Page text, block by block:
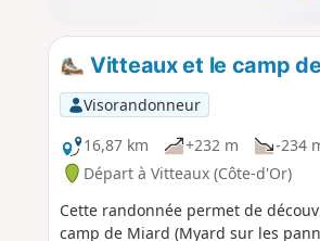
Vitteaux et le camp
Visorandonneur
16,87 km
+232 m -234
Départ à Vitteaux (Côte-d'Or)
Cette randonnée permet de
camp de Miard (Myard sur les